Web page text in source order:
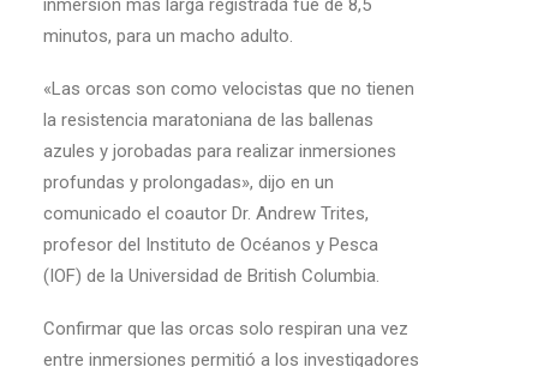
inmersión más larga registrada fue de 8,5
minutos, para un macho adulto.
«Las orcas son como velocistas que no tienen
la resistencia maratoniana de las ballenas
azules y jorobadas para realizar inmersiones
profundas y prolongadas», dijo en un
comunicado el coautor Dr. Andrew Trites,
profesor del Instituto de Océanos y Pesca
(IOF) de la Universidad de British Columbia.
Confirmar que las orcas solo respiran una vez
entre inmersiones permitió a los investigadores